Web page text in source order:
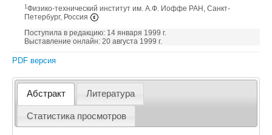
1 Физико-технический институт им. А.Ф. Иоффе РАН, Санкт-
Петербург, Россия
Поступила в редакцию: 14 января 1999 г.
Выставление онлайн: 20 августа 1999 г.
PDF версия
Абстракт Литература
Статистика просмотров